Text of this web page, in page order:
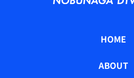
HOME
ABOUT